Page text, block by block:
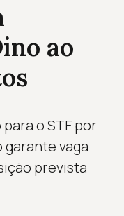
ao
o STF por
garante vaga
prevista